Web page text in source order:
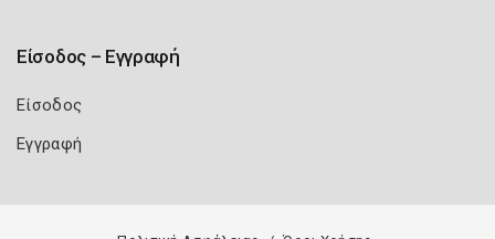
Είσοδος – Εγγραφή
Είσοδος
Εγγραφή